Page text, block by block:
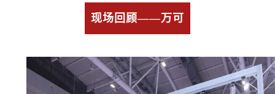
现场回顾——万可